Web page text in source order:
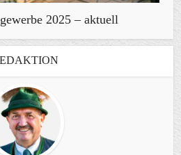
2025 – aktuell